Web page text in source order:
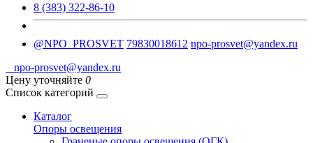
8 (383) 322-86-10
@NPO_PROSVET 79830018612 npo-prosvet@yandex.ru
npo-prosvet@yandex.ru
Цену уточняйте 0
Список категорий
Каталог
Опоры освещения